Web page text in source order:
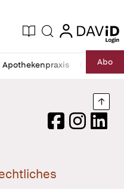
Aktuelle Ausgabe
Suche login
login
Apothekenpraxis RechtAbo
FacebookInstagram